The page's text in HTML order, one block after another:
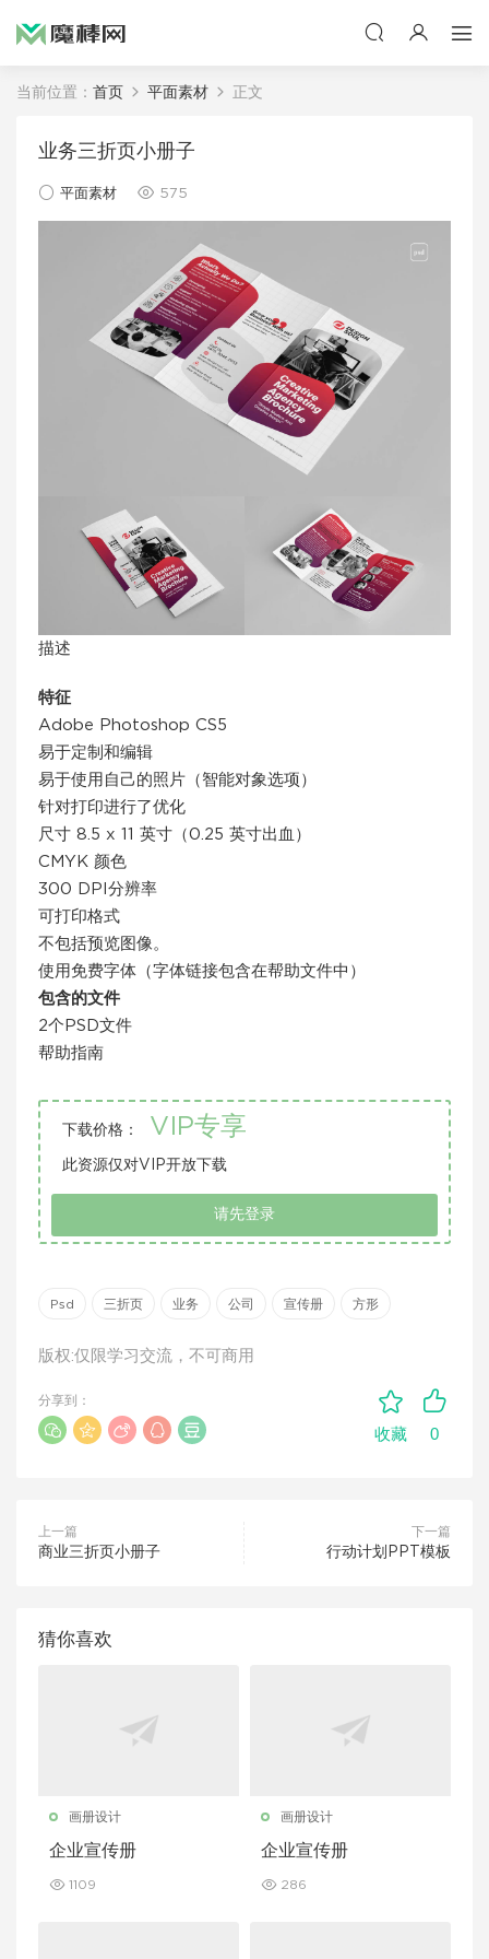
当前位置： 首页 平面素材 正文
业务三折页小册子
平面素材 575
描述
特征
Adobe Photoshop CS5
易于定制和编辑
易于使用自己的照片（智能对象选项）
针对打印进行了优化
尺寸 8.5 x 11 英寸（0.25 英寸出血）
CMYK 颜色
300 DPI分辨率
可打印格式
不包括预览图像。
使用免费字体（字体链接包含在帮助文件中）
包含的文件
2个PSD文件
帮助指南
下载价格： VIP专享
此资源仅对VIP开放下载
请先登录
Psd 三折页 业务 公司 宣传册 方形
版权:仅限学习交流，不可商用
收藏 0
分享到：
上一篇
商业三折页小册子
下一篇
行动计划PPT模板
猜你喜欢
画册设计
企业宣传册
1109
画册设计
企业宣传册
286